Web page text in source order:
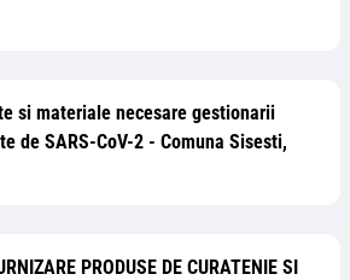
si materiale necesare gestionarii
de SARS-CoV-2 - Comuna Sisesti,
PRODUSE DE CURATENIE SI